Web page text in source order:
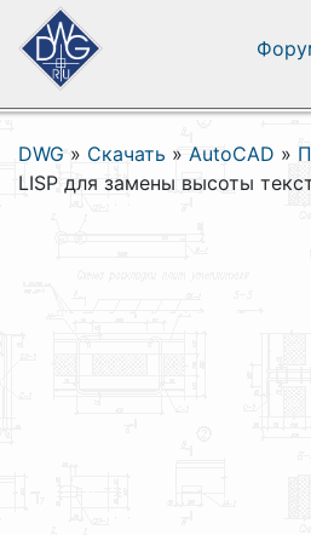
DWG » Скачать » AutoCAD »
LISP для замены высоты